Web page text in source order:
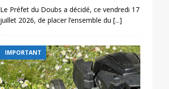
Le Préfet du Doubs a décidé, ce vendredi 17
juillet 2026, de placer l’ensemble du [...]
IMPORTANT